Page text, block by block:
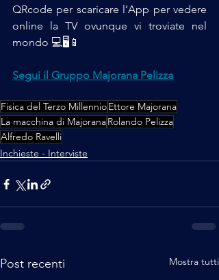
QRcode per scaricare l’App per vedere
online la TV ovunque vi troviate nel
mondo 💻🖥️📱
Segui il Gruppo Majorana Pelizza
Fisica del Terzo MillennioEttore Majorana
La macchina di MajoranaRolando Pelizza
Alfredo Ravelli
Inchieste - Interviste
Post recenti Mostra tutti